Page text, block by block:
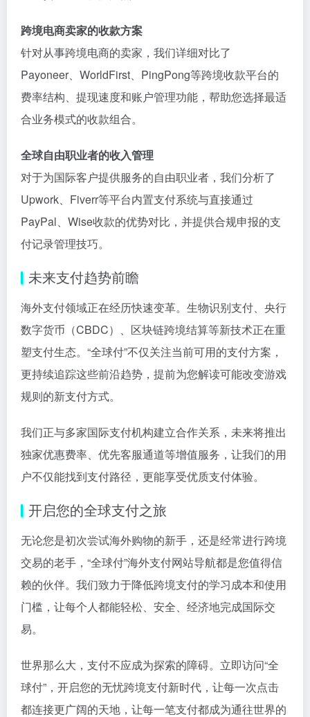
跨境电商卖家的收款方案
针对从事跨境电商的卖家，我们详细对比了
Payoneer、WorldFirst、PingPong等跨境收款平台的
费率结构、提现速度和账户管理功能，帮助您选择最适
合业务模式的收款组合。
全球自由职业者的收入管理
对于为国际客户提供服务的自由职业者，我们分析了
Upwork、Fiverr等平台内置支付系统与直接通过
PayPal、Wise收款的优势对比，并提供合规申报的支
付记录管理技巧。
未来支付趋势前瞻
海外支付领域正在经历快速变革。生物识别支付、央行
数字货币（CBDC）、区块链跨境结算等新技术正在重
塑支付生态。“全球付”不仅关注当前可用的支付方案，
更持续追踪这些前沿趋势，提前为您解读可能改变游戏
规则的新支付方式。
我们正与多家国际支付机构建立合作关系，未来将推出
独家优惠费率、优先客服通道等增值服务，让我们的用
户不仅能找到支付路径，更能享受优质支付体验。
开启您的全球支付之旅
无论您是初次尝试海外购物的新手，还是经常进行跨境
交易的老手，“全球付”海外支付网站导航都是您值得信
赖的伙伴。我们致力于降低跨境支付的学习成本和使用
门槛，让每个人都能轻松、安全、经济地完成国际交
易。
世界那么大，支付不应成为探索的障碍。立即访问“全
球付”，开启您的无忧跨境支付新时代，让每一次点击
都连接更广阔的天地，让每一笔支付都成为通往世界的